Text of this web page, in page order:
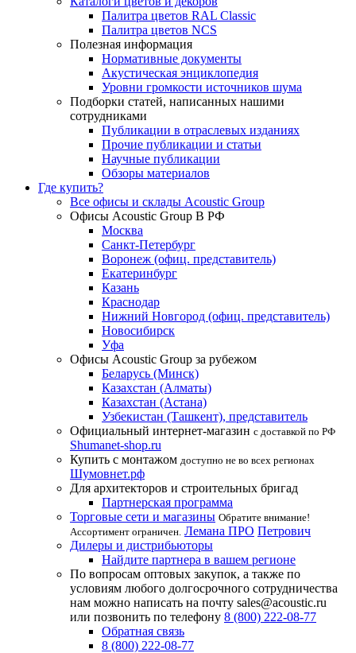
Палитра цветов RAL Сlassic
Палитра цветов NCS
Полезная информация
Нормативные документы
Акустическая энциклопедия
Уровни громкости источников шума
Подборки статей, написанных нашими
сотрудниками
Публикации в отраслевых изданиях
Прочие публикации и статьи
Научные публикации
Обзоры материалов
Где купить?
Все офисы и склады Acoustic Group
Офисы Acoustic Group В РФ
Москва
Санкт-Петербург
Воронеж (офиц. представитель)
Екатеринбург
Казань
Краснодар
Нижний Новгород (офиц. представитель)
Новосибирск
Уфа
Офисы Acoustic Group за рубежом
Беларусь (Минск)
Казахстан (Алматы)
Казахстан (Астана)
Узбекистан (Ташкент), представитель
Официальный интернет-магазин с доставкой по РФ
Shumanet-shop.ru
Купить с монтажом доступно не во всех регионах
Шумовнет.рф
Для архитекторов и строительных бригад
Партнерская программа
Торговые сети и магазины Обратите внимание!
Ассортимент ограничен. Лемана ПРО Петрович
Дилеры и дистрибьюторы
Найдите партнера в вашем регионе
По вопросам оптовых закупок, а также по
условиям любого долгосрочного сотрудничества
нам можно написать на почту sales@acoustic.ru
или позвонить по телефону 8 (800) 222-08-77
Обратная связь
8 (800) 222-08-77